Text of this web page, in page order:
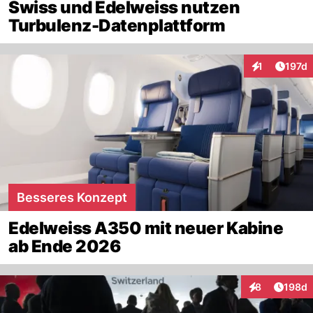
Swiss und Edelweiss nutzen
Turbulenz-Datenplattform
1
Interaktionen
197d
Besseres Konzept
Edelweiss A350 mit neuer Kabine
ab Ende 2026
8
Interaktionen
198d